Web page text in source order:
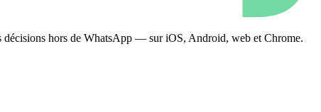
décisions hors de WhatsApp — sur iOS, Android, web et Chrome.